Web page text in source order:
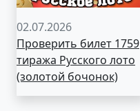
02.07.2026
Проверить билет 1759
тиража Русского лото
(золотой бочонок)